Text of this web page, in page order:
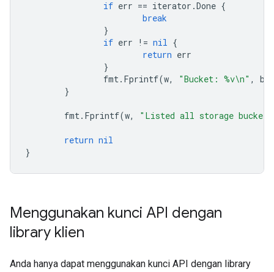
if err == iterator .Done {
break
}
if err != nil {
return err
}
fmt. Fprintf(w, "Bucket: %v\n" ,
}
fmt. Fprintf(w, "Listed all storage
return nil
}
Menggunakan kunci API dengan
library klien
Anda hanya dapat menggunakan kunci API dengan library